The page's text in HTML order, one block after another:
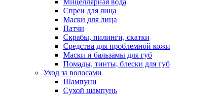
Спреи для лица
Маски для лица
Патчи
Скрабы, пилинги, скатки
Средства для проблемной кожи
Маски и бальзамы для губ
Помады, тинты, блески для губ
Уход за волосами
Шампуни
Сухой шампунь